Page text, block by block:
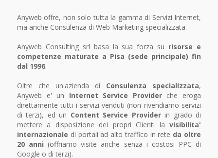
Anyweb offre, non solo tutta la gamma di Servizi Internet,
ma anche Consulenza di Web Marketing specializzata.
Anyweb Consulting srl basa la sua forza su risorse e
competenze maturate a Pisa (sede principale) fin
dal 1996.
Oltre che un'azienda di Consulenza specializzata,
Anyweb e' un Internet Service Providerche eroga
direttamente tutti i servizi venduti (non rivendiamo servizi
di terzi), ed un Content Service Providerin grado di
mettere a disposizione dei propri Clienti la visibilita'
internazionale di portali ad alto traffico in rete da oltre
20 anni (offriamo visite anche senza i costosi PPC di
Google o di terzi).